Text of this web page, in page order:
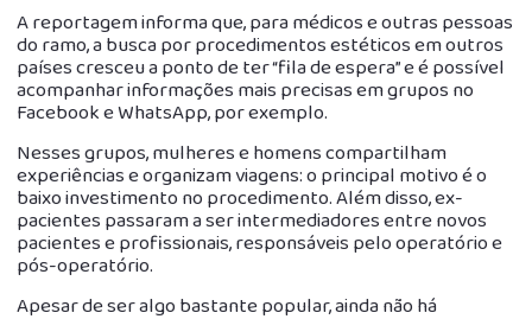
A reportagem informa que, para médicos e outras pessoas
do ramo, a busca por procedimentos estéticos em outros
países cresceu a ponto de ter “fila de espera” e é possível
acompanhar informações mais precisas em grupos no
Facebook e WhatsApp, por exemplo.
Nesses grupos, mulheres e homens compartilham
experiências e organizam viagens: o principal motivo é o
baixo investimento no procedimento. Além disso, ex-
pacientes passaram a ser intermediadores entre novos
pacientes e profissionais, responsáveis pelo operatório e
pós-operatório.
Apesar de ser algo bastante popular, ainda não há